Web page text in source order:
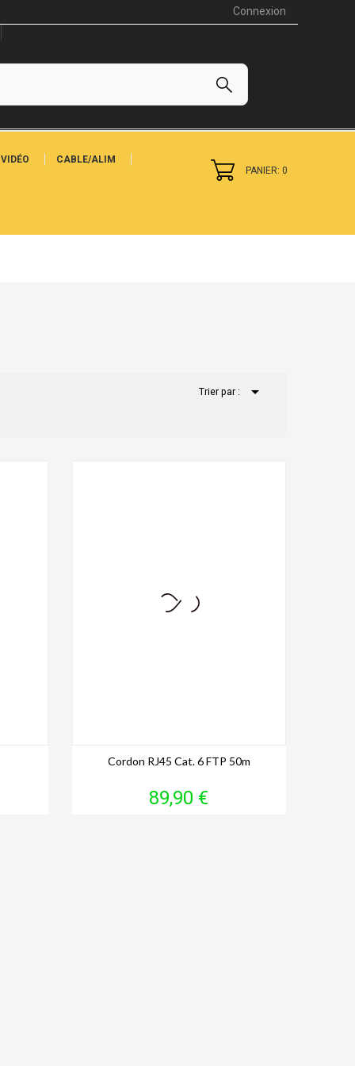
Connexion
VIDÉO CABLE/ALIM
PANIER: 0
Trier par : 
Cordon RJ45 Cat. 6 FTP 50m
Prix
89,90 €